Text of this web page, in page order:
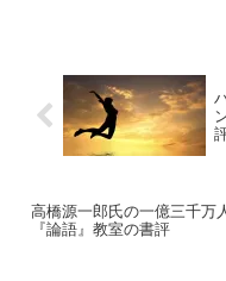
高橋源一郎氏の一億三千万
『論語』教室の書評